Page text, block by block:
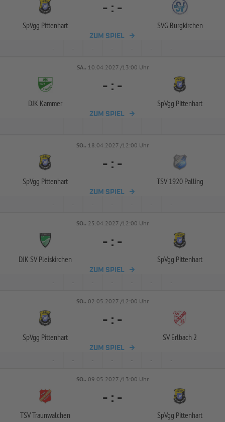
SpVgg Pittenhart
- : -
SVG Burgkirchen
ZUM SPIEL
- - - - - - -
SA.. 10.04.2027 /13:00 Uhr
DJK Kammer
- : -
SpVgg Pittenhart
ZUM SPIEL
- - - - - - -
SO.. 18.04.2027 /12:00 Uhr
SpVgg Pittenhart
- : -
TSV 1920 Palling
ZUM SPIEL
- - - - - - -
SO.. 25.04.2027 /12:00 Uhr
DJK SV Pleiskirchen
- : -
SpVgg Pittenhart
ZUM SPIEL
- - - - - - -
SO.. 02.05.2027 /12:00 Uhr
SpVgg Pittenhart
- : -
SV Erlbach 2
ZUM SPIEL
- - - - - - -
SO.. 09.05.2027 /13:00 Uhr
TSV Traunwalchen
- : -
SpVgg Pittenhart